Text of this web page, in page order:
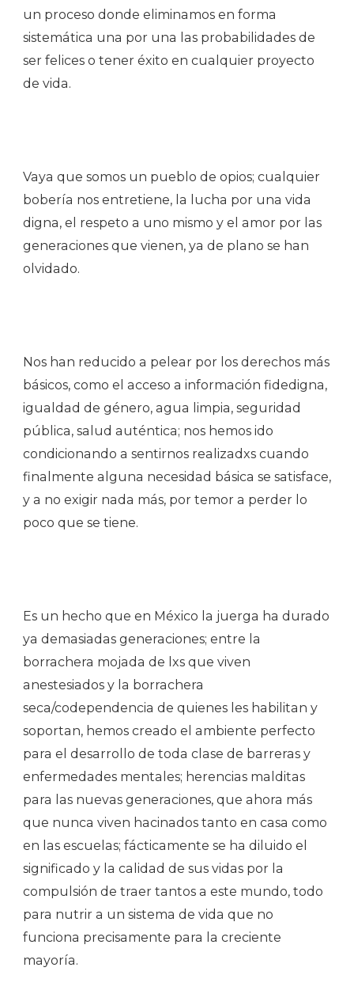
un proceso donde eliminamos en forma
sistemática una por una las probabilidades de
ser felices o tener éxito en cualquier proyecto
de vida.
Vaya que somos un pueblo de opios; cualquier
bobería nos entretiene, la lucha por una vida
digna, el respeto a uno mismo y el amor por las
generaciones que vienen, ya de plano se han
olvidado.
Nos han reducido a pelear por los derechos más
básicos, como el acceso a información fidedigna,
igualdad de género, agua limpia, seguridad
pública, salud auténtica; nos hemos ido
condicionando a sentirnos realizadxs cuando
finalmente alguna necesidad básica se satisface,
y a no exigir nada más, por temor a perder lo
poco que se tiene.
Es un hecho que en México la juerga ha durado
ya demasiadas generaciones; entre la
borrachera mojada de lxs que viven
anestesiados y la borrachera
seca/codependencia de quienes les habilitan y
soportan, hemos creado el ambiente perfecto
para el desarrollo de toda clase de barreras y
enfermedades mentales; herencias malditas
para las nuevas generaciones, que ahora más
que nunca viven hacinados tanto en casa como
en las escuelas; fácticamente se ha diluido el
significado y la calidad de sus vidas por la
compulsión de traer tantos a este mundo, todo
para nutrir a un sistema de vida que no
funciona precisamente para la creciente
mayoría.